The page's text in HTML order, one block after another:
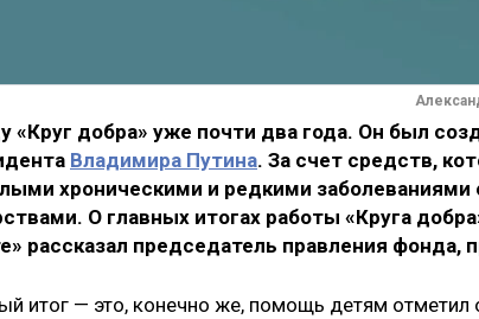
«Круг добра» уже почти два года. Он был
Владимира Путина. За счет средств,
хроническими и редкими
О главных итогах работы «Круга
рассказал председатель правления фонда,
итог — это, конечно же, помощь детям